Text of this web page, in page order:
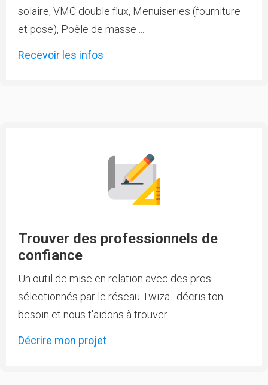
solaire, VMC double flux, Menuiseries (fourniture
et pose), Poêle de masse ...
Recevoir les infos
Trouver des professionnels de
confiance
Un outil de mise en relation avec des pros
sélectionnés par le réseau Twiza : décris ton
besoin et nous t'aidons à trouver.
Décrire mon projet